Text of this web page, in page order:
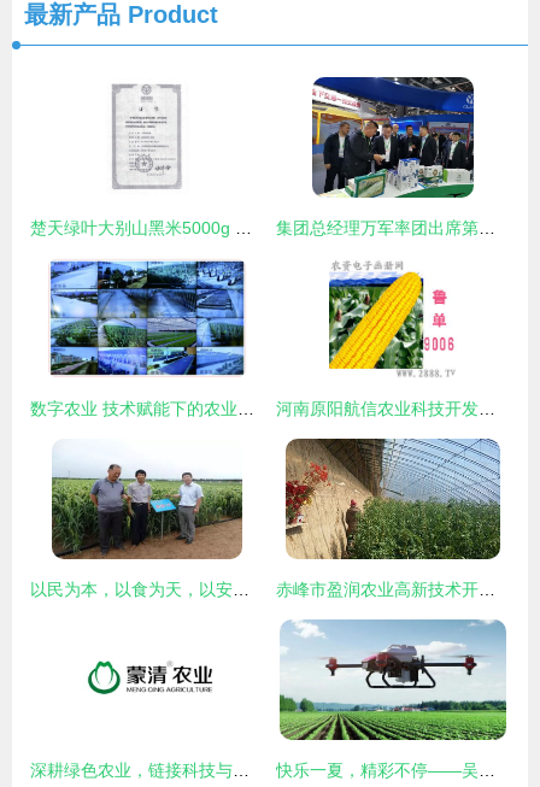
最新产品 Product
楚天绿叶大别山黑米5000g 农业技术开发下的营养珍品 集团总经理万军率团出席第十七届中国国际农交会，展示中国农业发展集团技术实力
数字农业 技术赋能下的农业新生态 河南原阳航信农业科技开发推广中心 驱动农业技术创新的引擎
以民为本，以食为天，以安为先——蒙清农业的科技兴农之路 赤峰市盈润农业高新技术开发 新型大棚保温被引领农业技术新变革
深耕绿色农业，链接科技与市场——内蒙古蒙清农业科技开发有限责任公司 快乐一夏，精彩不停——吴淞坊暑期农业技术开发主题活动邀您参与